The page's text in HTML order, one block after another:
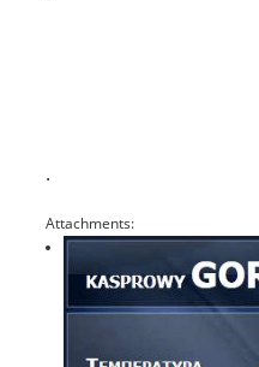
.
Attachments: